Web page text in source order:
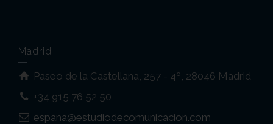
Madrid
Paseo de la Castellana, 257 - 4º, 28046 Madrid
+34 915 76 52 50
espana@estudiodecomunicacion.com